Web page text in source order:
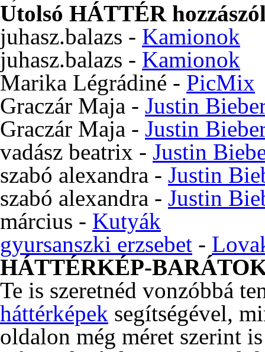
Utolsó HÁTTÉR
juhasz.balazs - Kamionok
juhasz.balazs - Kamionok
Marika Légrádiné - PicMix
Graczár Maja - Justin
Graczár Maja - Justin
vadász beatrix - Justin
szabó alexandra - Justin
szabó alexandra - Justin
március - Kutyák
gyursanszki erzsebet -
HÁTTÉRKÉP-
Te is szeretnéd vonzóbbá
háttérképek segítségével,
oldalon még méret szerint